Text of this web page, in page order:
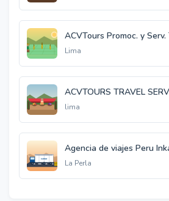
ACVTours Promoc. y
Lima
ACVTOURS TRAVEL
lima
Agencia de viajes Peru
La Perla